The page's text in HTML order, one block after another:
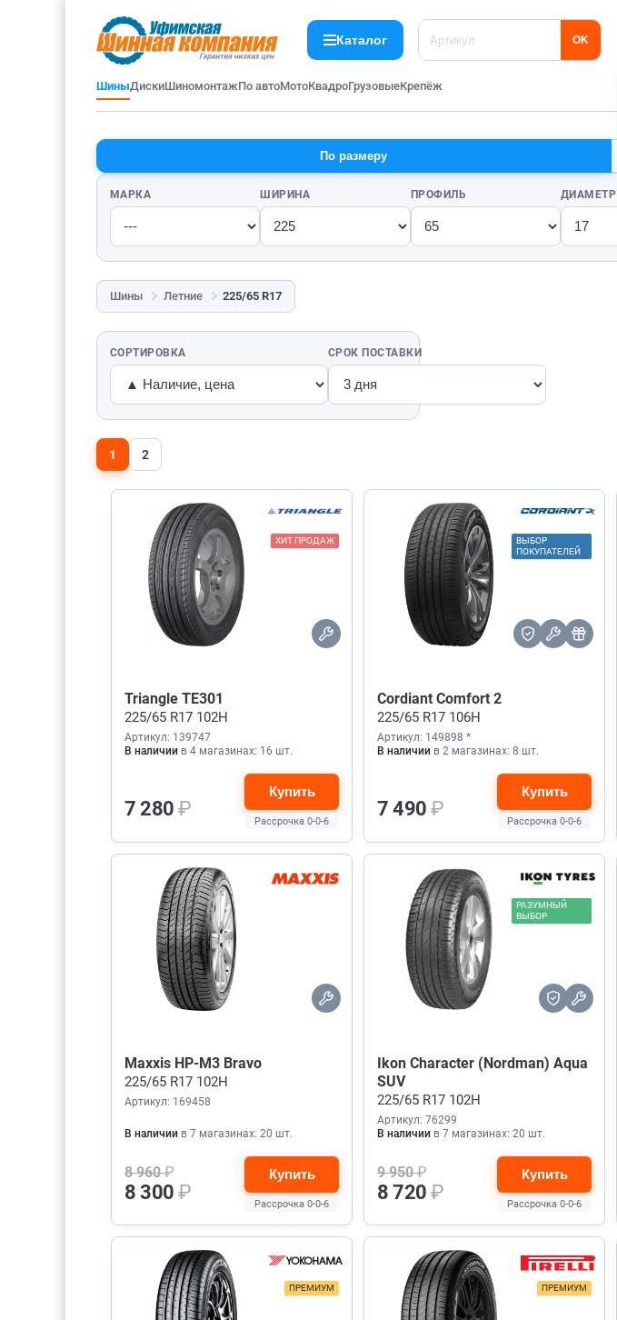
Каталог OK
ШиныДискиШиномонтажПо автоМотоКвадроГрузовыеКрепёж
По размеру
МАРКА ШИРИНА ПРОФИЛЬ ДИАМЕТР
Шины Летние 225/65 R17
СОРТИРОВКА СРОК ПОСТАВКИ
1 2
ХИТ ПРОДАЖ
Triangle TE301
225/65 R17 102H
Артикул: 139747
В наличии в 4 магазинах: 16 шт.
7 280₽
Купить
Рассрочка 0-0-6
ВЫБОР
ПОКУПАТЕЛЕЙ
Cordiant Comfort 2
225/65 R17 106H
Артикул: 149898 *
В наличии в 2 магазинах: 8 шт.
7 490₽
Купить
Рассрочка 0-0-6
Maxxis HP-M3 Bravo
225/65 R17 102H
Артикул: 169458
В наличии в 7 магазинах: 20 шт.
8 960₽
8 300₽
Купить
Рассрочка 0-0-6
РАЗУМНЫЙ
ВЫБОР
Ikon Character (Nordman) Aqua
SUV
225/65 R17 102H
Артикул: 76299
В наличии в 7 магазинах: 20 шт.
9 950₽
8 720₽
Купить
Рассрочка 0-0-6
ПРЕМИУМ ПРЕМИУМ